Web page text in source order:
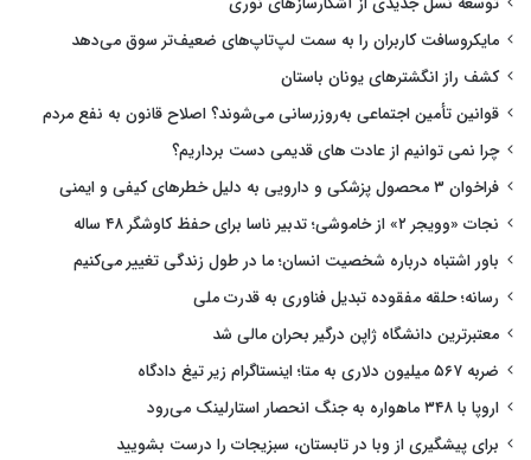
مایکروسافت کاربران را به سمت لپ‌تاپ‌های ضعیف‌تر سوق می‌دهد
کشف راز انگشترهای یونان باستان
قوانین تأمین اجتماعی به‌روزرسانی می‌شوند؟ اصلاح قانون به نفع مردم
چرا نمی توانیم از عادت های قدیمی دست برداریم؟
فراخوان ۳ محصول پزشکی و دارویی به دلیل خطرهای کیفی و ایمنی
نجات «وویجر ۲» از خاموشی؛ تدبیر ناسا برای حفظ کاوشگر ۴۸ ساله
باور اشتباه درباره شخصیت انسان؛ ما در طول زندگی تغییر می‌کنیم
رسانه؛ حلقه مفقوده تبدیل فناوری به قدرت ملی
معتبرترین دانشگاه ژاپن درگیر بحران مالی شد
ضربه ۵۶۷ میلیون دلاری به متا؛ اینستاگرام زیر تیغ دادگاه
اروپا با ۳۴۸ ماهواره به جنگ انحصار استارلینک می‌رود
برای پیشگیری از وبا در تابستان، سبزیجات را درست بشویید